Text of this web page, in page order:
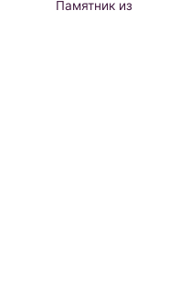
Памятник из